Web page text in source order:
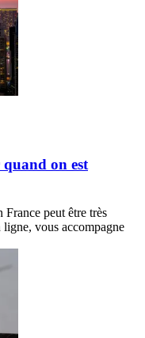
on est
France peut être très
vous accompagne